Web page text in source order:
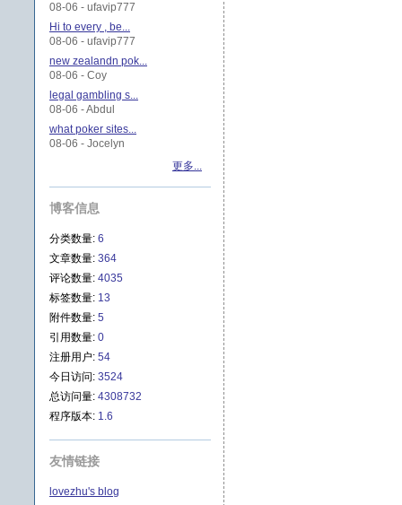
08-06 - ufavip777
Hi to every , be...
08-06 - ufavip777
new zealandn pok...
08-06 - Coy
legal gambling s...
08-06 - Abdul
what poker sites...
08-06 - Jocelyn
更多...
博客信息
分类数量: 6
文章数量: 364
评论数量: 4035
标签数量: 13
附件数量: 5
引用数量: 0
注册用户: 54
今日访问: 3524
总访问量: 4308732
程序版本: 1.6
友情链接
lovezhu's blog